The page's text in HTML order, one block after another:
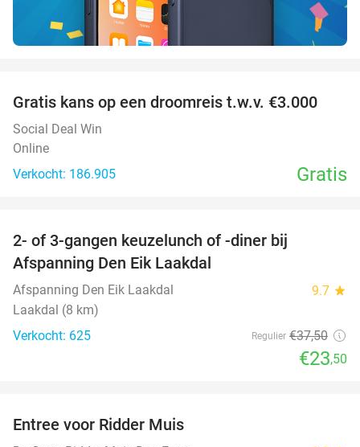
Gratis kans op een droomreis t.w.v. €3.000
Social Deal Win
Online
Verkocht: 186.905
Gratis
2- of 3-gangen keuzelunch of -diner bij
Afspanning Den Eik Laakdal
Afspanning Den Eik Laakdal 9.7 star
Laakdal (8 km)
Verkocht: 625
Regulier €37,50
€23,50
Entree voor Ridder Muis